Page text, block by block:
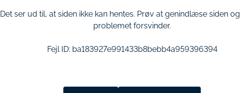
Det ser ud til, at siden ikke kan hentes. Prøv at genindlæse siden og
problemet forsvinder.
Fejl ID: ba183927e991433b8bebb4a959396394